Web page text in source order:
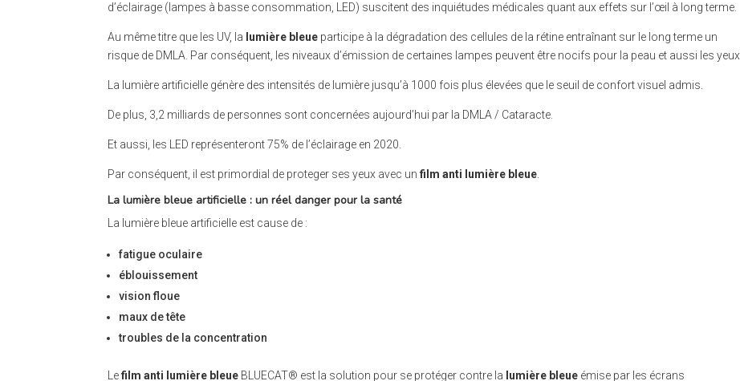
d’éclairage (lampes à basse consommation, LED) suscitent des inquiétudes médicales quant aux effets sur l’œil à long terme.
Au même titre que les UV, la lumière bleue participe à la dégradation des cellules de la rétine entraînant sur le long terme un
risque de DMLA. Par conséquent, les niveaux d’émission de certaines lampes peuvent être nocifs pour la peau et aussi les yeux.
La lumière artificielle génère des intensités de lumière jusqu’à 1000 fois plus élevées que le seuil de confort visuel admis.
De plus, 3,2 milliards de personnes sont concernées aujourd’hui par la DMLA / Cataracte.
Et aussi, les LED représenteront 75% de l’éclairage en 2020.
Par conséquent, il est primordial de proteger ses yeux avec unfilm anti lumière bleue
La lumière bleue artificielle : un réel danger pour la santé
La lumière bleue artificielle est cause de :
fatigue oculaire
éblouissement
vision floue
maux de tête
troubles de la concentration
Lefilm anti lumière bleue BLUECAT® est la solution pour se protéger contre la lumière bleue émise par les écrans